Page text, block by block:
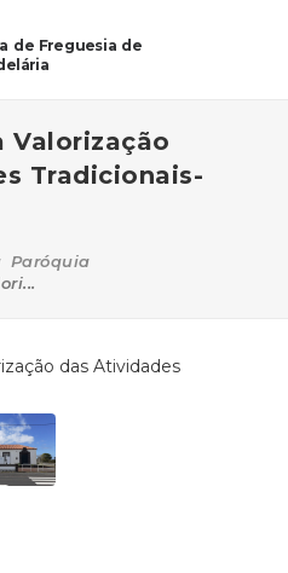
de Freguesia de
Valorização
Tradicionais-
Paróquia